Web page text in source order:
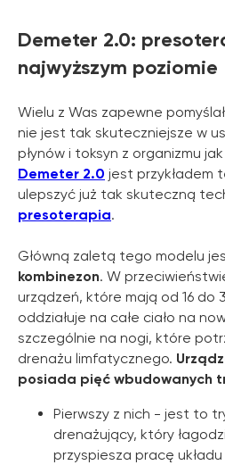
Demeter 2.0:
najwyższym poziomie
Wielu z Was zapewne
nie jest tak skuteczniejsze w
płynów i toksyn z organizmu
Demeter 2.0 jest przykładem
ulepszyć już tak skuteczną
presoterapia.
Główną zaletą tego modelu
kombinezon. W
urządzeń, które mają od 16 do
oddziałuje na całe ciało na
szczególnie na nogi, które
drenażu limfatycznego.
posiada pięć wbudowanych
Pierwszy z nich - jest to
drenażujący, który
przyspiesza pracę